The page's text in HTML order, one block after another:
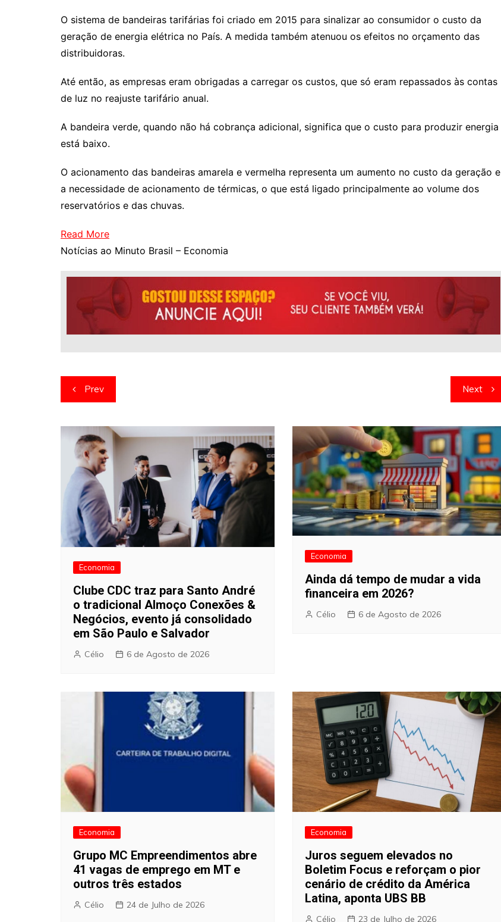
O sistema de bandeiras tarifárias foi criado em 2015 para sinalizar ao consumidor o custo da
geração de energia elétrica no País. A medida também atenuou os efeitos no orçamento das
distribuidoras.
Até então, as empresas eram obrigadas a carregar os custos, que só eram repassados às contas
de luz no reajuste tarifário anual.
A bandeira verde, quando não há cobrança adicional, significa que o custo para produzir energia
está baixo.
O acionamento das bandeiras amarela e vermelha representa um aumento no custo da geração e
a necessidade de acionamento de térmicas, o que está ligado principalmente ao volume dos
reservatórios e das chuvas.
Read More
Notícias ao Minuto Brasil – Economia
Navegação
de
artigos
Prev Next
Economia
Clube CDC traz para Santo André
o tradicional Almoço Conexões &
Negócios, evento já consolidado
em São Paulo e Salvador
Célio 6 de Agosto de 2026
Economia
Ainda dá tempo de mudar a vida
financeira em 2026?
Célio 6 de Agosto de 2026
Economia
Grupo MC Empreendimentos abre
41 vagas de emprego em MT e
outros três estados
Célio 24 de Julho de 2026
Economia
Juros seguem elevados no
Boletim Focus e reforçam o pior
cenário de crédito da América
Latina, aponta UBS BB
Célio 23 de Julho de 2026